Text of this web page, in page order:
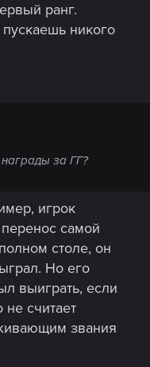
ранг.
никого
за ГГ?
игрок
самой
столе, он
Но его
выиграть, если
считает
звания